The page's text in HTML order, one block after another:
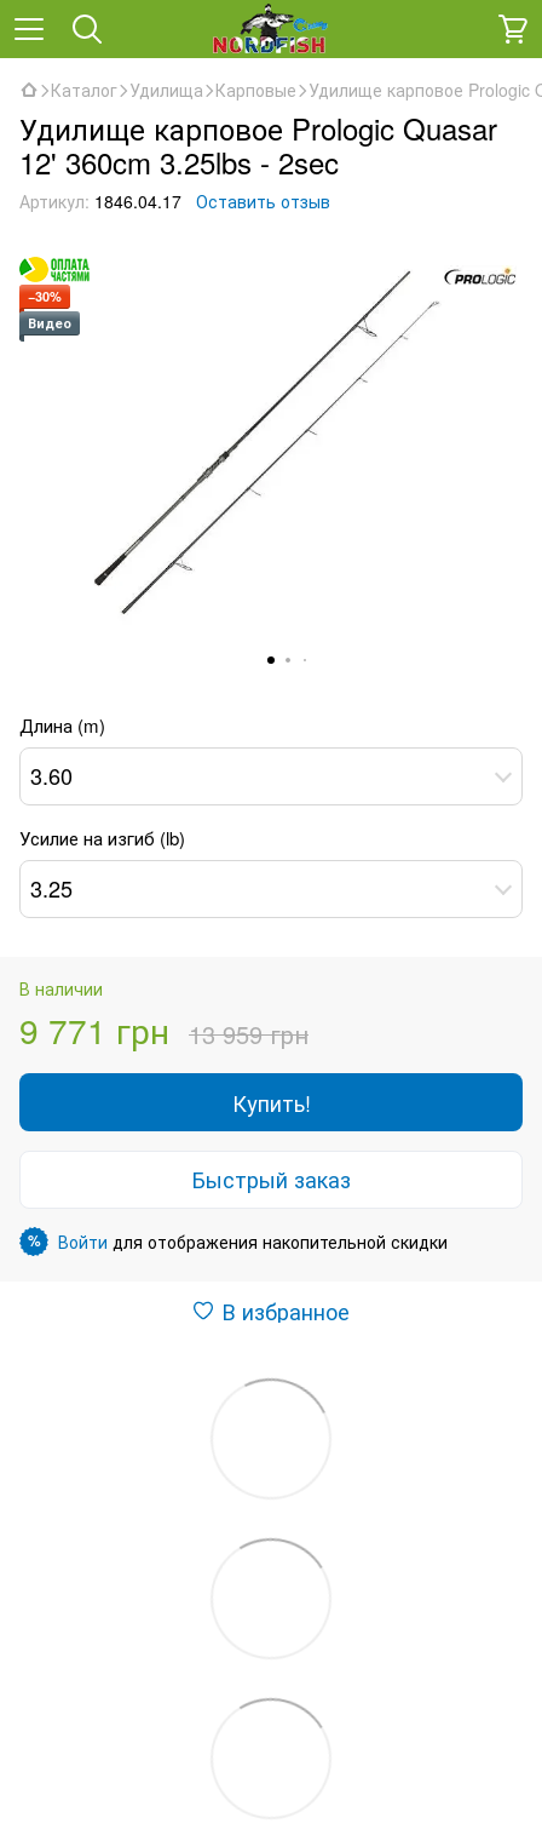
Каталог Удилища Карповые Удилище карповое Prologic
Удилище карповое Prologic Quasar
12' 360cm 3.25lbs - 2sec
Артикул: 1846.04.17 Оставить отзыв
−30%
Видео
Длина (m)
3.60
Усилие на изгиб (lb)
3.25
В наличии
9 771 грн 13 959 грн
Купить!
Быстрый заказ
% Войти для отображения накопительной скидки
В избранное